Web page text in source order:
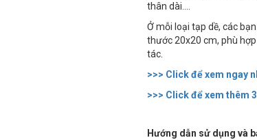
thân dài....
Ở mỗi loại tạp dề, các
thước 20x20 cm, phù
tác.
>>> Click để xem ngay
>>> Click để xem thêm
Hướng dẫn sử dụng và